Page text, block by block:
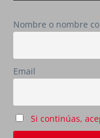
Nombre o nombre
Email
Si continúas,